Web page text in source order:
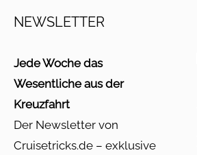
NEWSLETTER
Jede Woche das
Wesentliche aus der
Kreuzfahrt
Der Newsletter von
Cruisetricks.de – exklusive